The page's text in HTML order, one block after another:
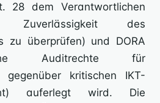
28 dem Verantwortlichen
des
zu überprüfen) und DORA
Auditrechte für
gegenüber kritischen IKT-
auferlegt wird. Die